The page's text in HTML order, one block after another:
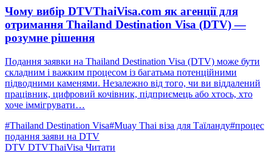
Чому вибір DTVThaiVisa.com як агенції для
отримання Thailand Destination Visa (DTV) —
розумне рішення
Подання заявки на Thailand Destination Visa (DTV) може бути
складним і важким процесом із багатьма потенційними
підводними каменями. Незалежно від того, чи ви віддалений
працівник, цифровий кочівник, підприємець або хтось, хто
хоче іммігрувати…
#Thailand Destination Visa#Muay Thai віза для Таїланду#процес
подання заяви на DTV
DTV DTVThaiVisa Читати